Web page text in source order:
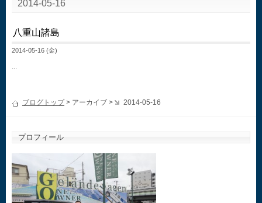
2014-05-16
八重山諸島
2014-05-16 (金)
...
ブログトップ> アーカイブ > 2014-05-16
プロフィール